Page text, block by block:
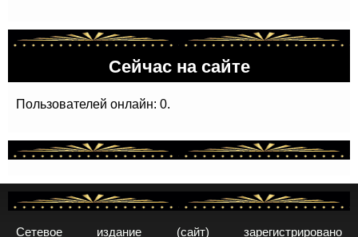
Сейчас на сайте
Пользователей онлайн: 0.
Сетевое издание (сайт) зарегистрировано